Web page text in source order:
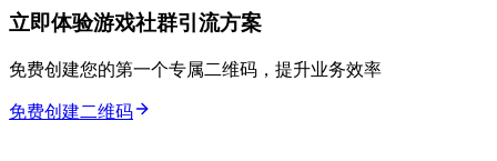
立即体验游戏社群引流方案
免费创建您的第一个专属二维码，提升业务效率
免费创建二维码